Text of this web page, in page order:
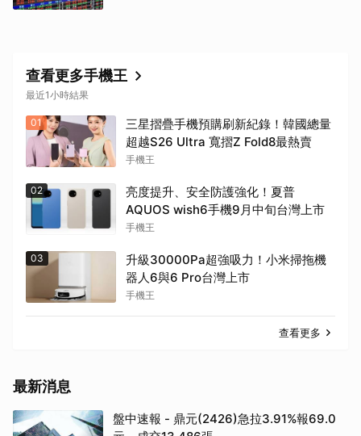
查看更多手機王
最近1小時結果
01
三星摺疊手機預購刷新紀錄！韓國總量
超越S26 Ultra 寬摺Z Fold8最熱賣
手機王
02
亮度提升、安全防護強化！夏普
AQUOS wish6手機9月中旬台灣上市
手機王
03
升級30000Pa超強吸力！小米掃拖機
器人6與6 Pro台灣上市
手機王
查看更多
最新消息
盤中速報 - 鼎元(2426)急拉3.91%報69.0